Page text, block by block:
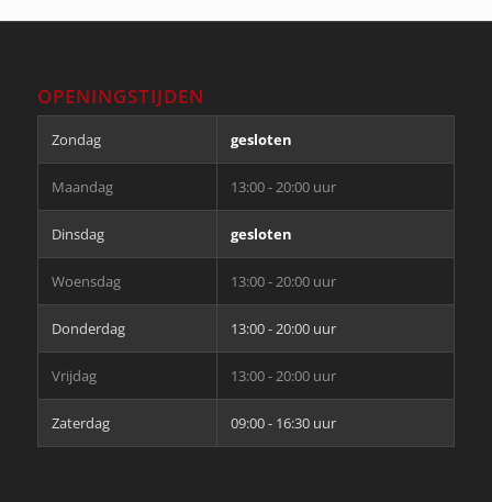
OPENINGSTIJDEN
Zondag gesloten
Maandag 13:00 - 20:00 uur
Dinsdag gesloten
Woensdag 13:00 - 20:00 uur
Donderdag 13:00 - 20:00 uur
Vrijdag 13:00 - 20:00 uur
Zaterdag 09:00 - 16:30 uur